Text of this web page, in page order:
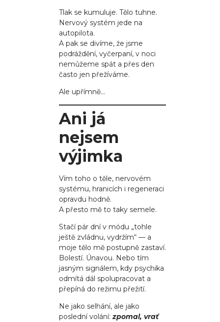
Tlak se kumuluje. Tělo tuhne.
Nervový systém jede na
autopilota.
A pak se divíme, že jsme
podráždění, vyčerpaní, v noci
nemůžeme spát a přes den
často jen přežíváme.
Ale upřímně…
Ani já
nejsem
výjimka
Vím toho o těle, nervovém
systému, hranicích i regeneraci
opravdu hodně.
A přesto mě to taky semele.
Stačí pár dní v módu „tohle
ještě zvládnu, vydržím“ — a
moje tělo mě postupně zastaví.
Bolestí. Únavou. Nebo tím
jasným signálem, kdy psychika
odmítá dál spolupracovat a
přepíná do režimu přežití.
Ne jako selhání, ale jako
poslední volání:zpomal, vrať